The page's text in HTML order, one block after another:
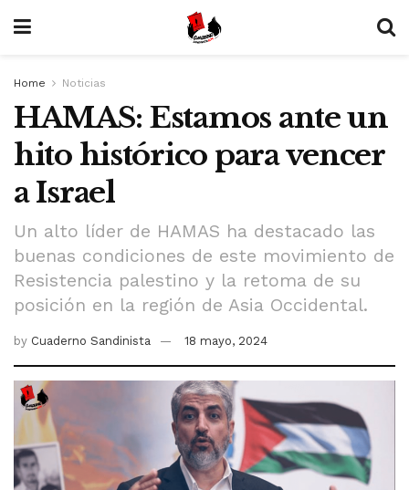
Home Noticias
HAMAS: Estamos ante un
hito histórico para vencer
a Israel
Un alto líder de HAMAS ha destacado las
buenas condiciones de este movimiento de
Resistencia palestino y la retoma de su
posición en la región de Asia Occidental.
by Cuaderno Sandinista 18 mayo, 2024